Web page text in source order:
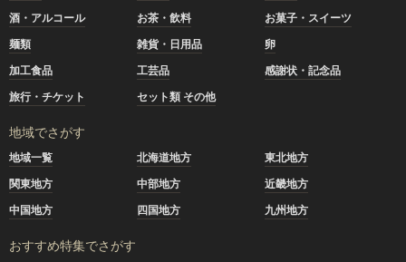
酒・アルコール
お茶・飲料
お菓子・スイーツ
麺類
雑貨・日用品
卵
加工食品
工芸品
感謝状・記念品
旅行・チケット
セット類 その他
地域でさがす
地域一覧 北海道地方
東北地方
関東地方
中部地方
近畿地方
中国地方
四国地方 九州地方
おすすめ特集でさがす